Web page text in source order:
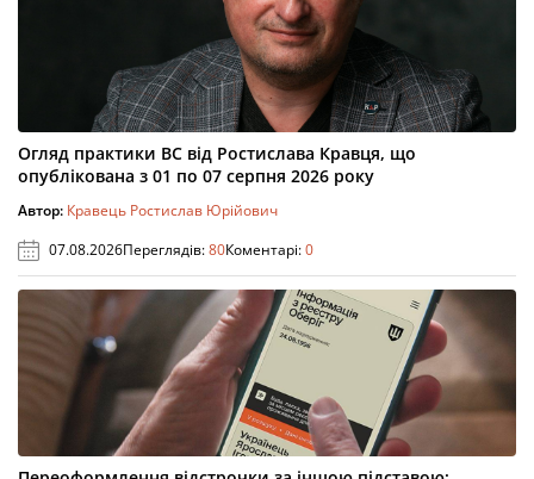
Огляд практики ВС від Ростислава Кравця, що
опублікована з 01 по 07 серпня 2026 року
Автор: Кравець Ростислав Юрійович
07.08.2026Переглядів:80Коментарі:0